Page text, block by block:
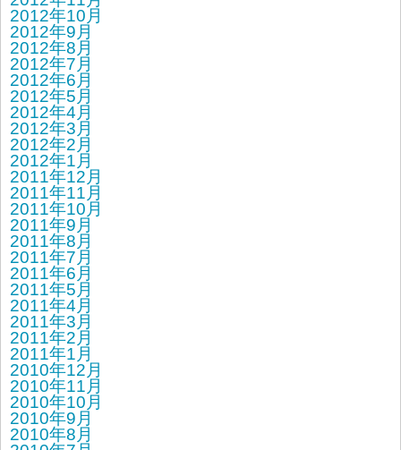
2012年10月
2012年9月
2012年8月
2012年7月
2012年6月
2012年5月
2012年4月
2012年3月
2012年2月
2012年1月
2011年12月
2011年11月
2011年10月
2011年9月
2011年8月
2011年7月
2011年6月
2011年5月
2011年4月
2011年3月
2011年2月
2011年1月
2010年12月
2010年11月
2010年10月
2010年9月
2010年8月